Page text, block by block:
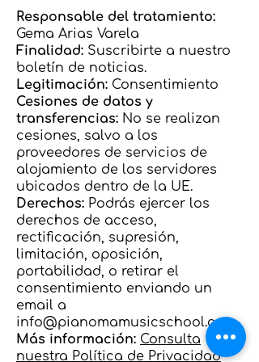
Responsable del tratamiento:
Gema Arias Varela
Finalidad: Suscribirte a nuestro
boletín de noticias.
Legitimación: Consentimiento
Cesiones de datos y
transferencias: No se realizan
cesiones, salvo a los
proveedores de servicios de
alojamiento de los servidores
ubicados dentro de la UE.
Derechos: Podrás ejercer los
derechos de acceso,
rectificación, supresión,
limitación, oposición,
portabilidad, o retirar el
consentimiento enviando un
email a
info@pianomamusicschool.com
Más información: Consulta
nuestra Política de Privacidad